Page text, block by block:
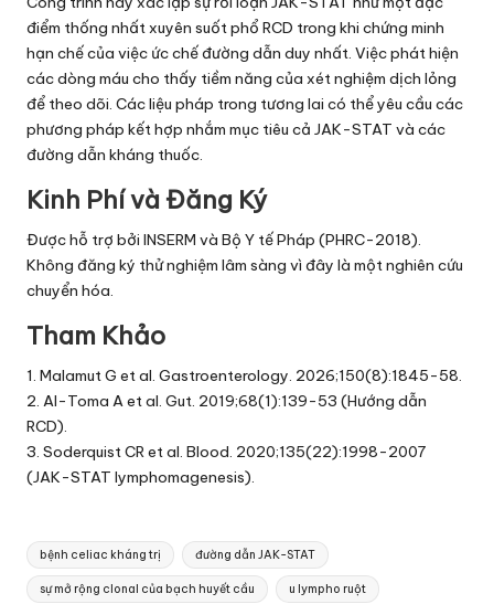
điểm thống nhất xuyên suốt phổ RCD trong khi chứng minh
hạn chế của việc ức chế đường dẫn duy nhất. Việc phát hiện
các dòng máu cho thấy tiềm năng của xét nghiệm dịch lỏng
để theo dõi. Các liệu pháp trong tương lai có thể yêu cầu các
phương pháp kết hợp nhắm mục tiêu cả JAK-STAT và các
đường dẫn kháng thuốc.
Kinh Phí và Đăng Ký
Được hỗ trợ bởi INSERM và Bộ Y tế Pháp (PHRC-2018).
Không đăng ký thử nghiệm lâm sàng vì đây là một nghiên cứu
chuyển hóa.
Tham Khảo
1. Malamut G et al. Gastroenterology. 2026;150(8):1845-58.
2. Al-Toma A et al. Gut. 2019;68(1):139-53 (Hướng dẫn
RCD).
3. Soderquist CR et al. Blood. 2020;135(22):1998-2007
(JAK-STAT lymphomagenesis).
Tags:
bệnh celiac kháng trị đường dẫn JAK-STAT
sự mở rộng clonal của bạch huyết cầu u lympho ruột